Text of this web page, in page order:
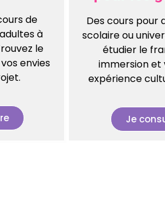
de
à
le
envies
Des cours pour
scolaire ou
étudier le
immersion et
expérience
Je